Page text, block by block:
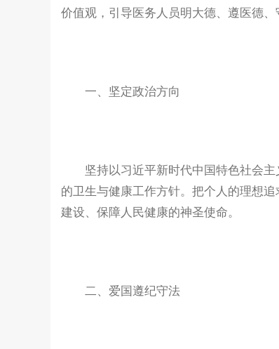
价值观，引导医务人员明大德、遵医德、
一、坚定政治方向
坚持以习近平新时代中国特色社会主
的卫生与健康工作方针。把个人的理想
建设、保障人民健康的神圣使命。
二、爱国遵纪守法